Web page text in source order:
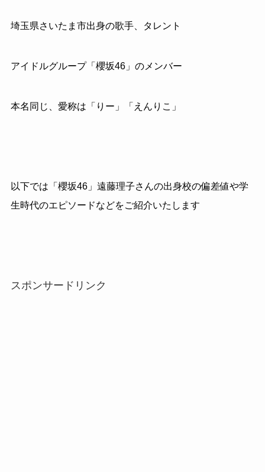
埼玉県さいたま市出身の歌手、タレント
アイドルグループ「櫻坂46」のメンバー
本名同じ、愛称は「りー」「えんりこ」
以下では「櫻坂46」遠藤理子さんの出身校の偏差値や学
生時代のエピソードなどをご紹介いたします
スポンサードリンク